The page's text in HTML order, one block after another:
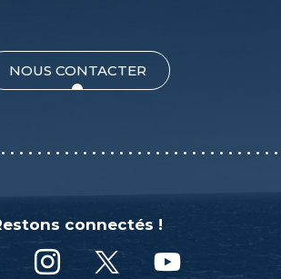
Do Huîtres
NOUS CONTACTER
connectés !